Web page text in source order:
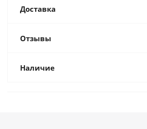
Доставка
Отзывы
Наличие